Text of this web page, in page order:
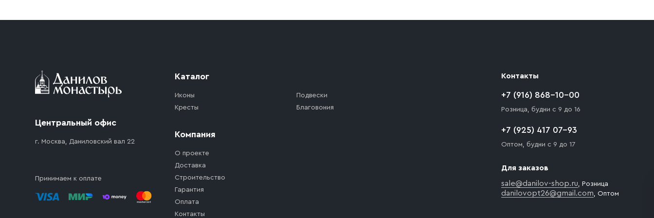
доставка осуществляется до ближайшего места, которое максимально близко к месту запланированной разгрузки товара и не нарушает правила
Центральный офис
г. Москва, Даниловский вал 22
Принимаем к оплате
Каталог
Иконы
Кресты
Подвески
Благовония
Компания
О проекте
Доставка
Строительство
Гарантия
Оплата
Контакты
Контакты
+7 (916) 868-10-00
Розница, будни с 9 до 16
+7 (925) 417 07-93
Оптом, будни с 9 до 17
Для заказов
sale@danilov-shop.ru, Розница
danilovopt26@gmail.com, Оптом